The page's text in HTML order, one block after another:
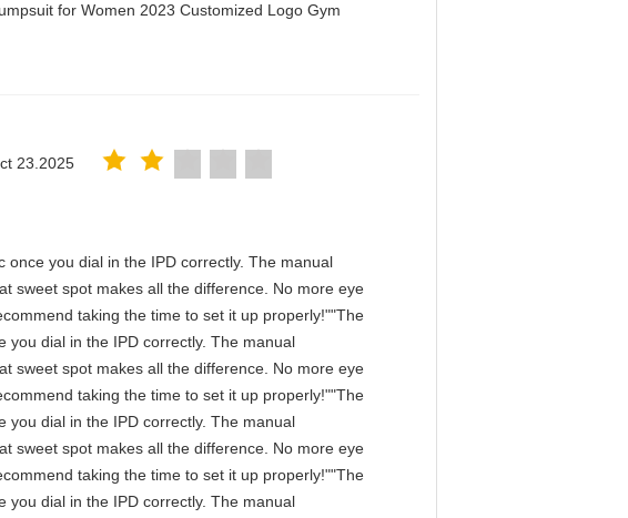
for Women 2023 Customized Logo Gym
23.2025
once you dial in the IPD correctly. The manual
sweet spot makes all the difference. No more eye
taking the time to set it up properly!""The
you dial in the IPD correctly. The manual
sweet spot makes all the difference. No more eye
taking the time to set it up properly!""The
you dial in the IPD correctly. The manual
sweet spot makes all the difference. No more eye
taking the time to set it up properly!""The
you dial in the IPD correctly. The manual